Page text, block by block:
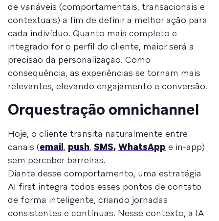
de variáveis (comportamentais, transacionais e
contextuais) a fim de definir a melhor ação para
cada indivíduo. Quanto mais completo e
integrado for o perfil do cliente, maior será a
precisão da personalização. Como
consequência, as experiências se tornam mais
relevantes, elevando engajamento e conversão.
Orquestração omnichannel
Hoje, o cliente transita naturalmente entre
canais (email, push, SMS, WhatsApp e in-app)
sem perceber barreiras.
Diante desse comportamento, uma estratégia
AI first integra todos esses pontos de contato
de forma inteligente, criando jornadas
consistentes e contínuas. Nesse contexto, a IA